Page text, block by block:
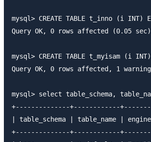
mysql> CREATE TABLE t_inno (i INT)
Query OK, 0 rows affected (0.05 sec)
mysql> CREATE TABLE t_myisam (i INT)
Query OK, 0 rows affected, 1
mysql> select table_schema,
+--------------+------------
| table_schema | table_name |
+--------------+------------